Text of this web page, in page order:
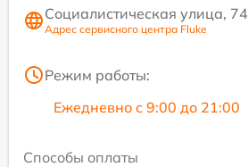
Социалистическая улица, 74
Адрес сервисного центра Fluke
Режим работы:
Ежедневно с 9:00 до 21:00
Способы оплаты